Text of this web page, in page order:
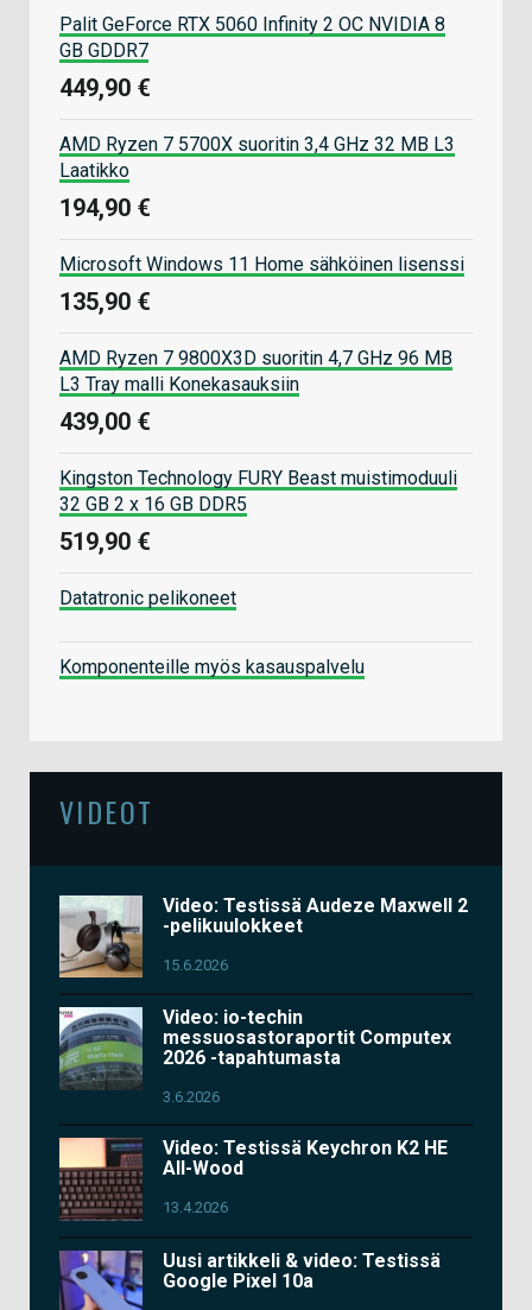
Palit GeForce RTX 5060 Infinity 2 OC NVIDIA 8
GB GDDR7
449,90 €
AMD Ryzen 7 5700X suoritin 3,4 GHz 32 MB L3
Laatikko
194,90 €
Microsoft Windows 11 Home sähköinen lisenssi
135,90 €
AMD Ryzen 7 9800X3D suoritin 4,7 GHz 96 MB
L3 Tray malli Konekasauksiin
439,00 €
Kingston Technology FURY Beast muistimoduuli
32 GB 2 x 16 GB DDR5
519,90 €
Datatronic pelikoneet
Komponenteille myös kasauspalvelu
VIDEOT
Video: Testissä Audeze Maxwell 2
-pelikuulokkeet
15.6.2026
Video: io-techin
messuosastoraportit Computex
2026 -tapahtumasta
3.6.2026
Video: Testissä Keychron K2 HE
All-Wood
13.4.2026
Uusi artikkeli & video: Testissä
Google Pixel 10a